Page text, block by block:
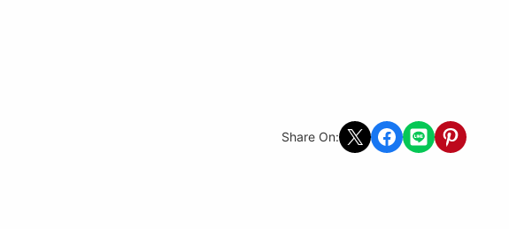
Share On: Share on X Share on Facebook
Share on LINEShare on